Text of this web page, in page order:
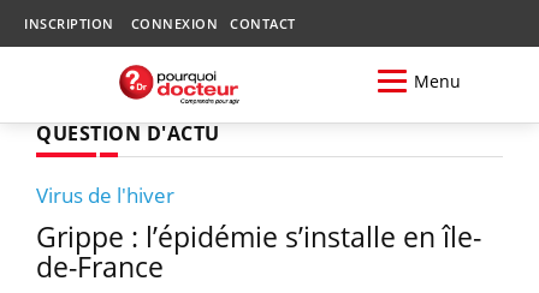
INSCRIPTION CONNEXION CONTACT
Menu
QUESTION D'ACTU
Virus de l'hiver
Grippe : l’épidémie s’installe en île-
de-France